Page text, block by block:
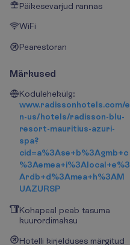
Päikesevarjud rannas
WiFi
Pearestoran
Märkused
Kodulehekülg:
www.radissonhotels.com/e
n-us/hotels/radisson-blu-
resort-mauritius-azuri-
spa?
cid=a%3Ase+b%3Agmb+c
%3Aemea+i%3Alocal+e%3
Ardb+d%3Amea+h%3AM
UAZURSP
Kohapeal peab tasuma
kuurordimaksu
Hotelli kirjelduses märgitud